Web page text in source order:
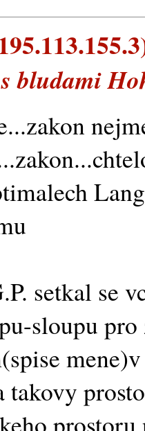
bludami
setkal se
sloupu
takovy
prostoru